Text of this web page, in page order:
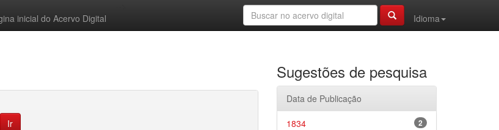
inicial do Acervo Digital
Idioma
Sugestões de pesquisa
Data de Publicação
2
1834